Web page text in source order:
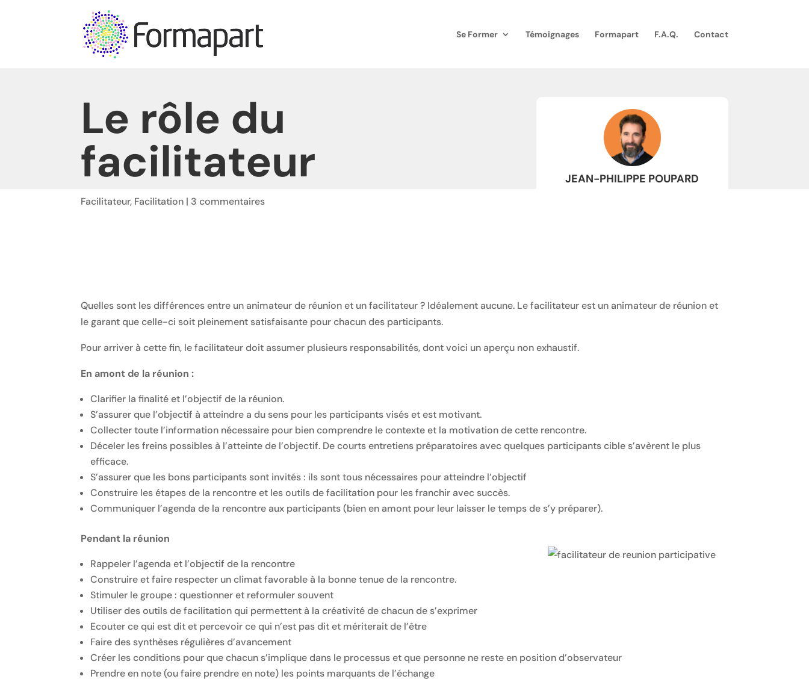
Se Former Témoignages Formapart F.A.Q. Contact
Le rôle du
facilitateur
Facilitateur, Facilitation | 3 commentaires
JEAN-PHILIPPE POUPARD
Quelles sont les différences entre un animateur de réunion et un facilitateur ? Idéalement aucune. Le facilitateur est un animateur de réunion et
le garant que celle-ci soit pleinement satisfaisante pour chacun des participants.
Pour arriver à cette fin, le facilitateur doit assumer plusieurs responsabilités, dont voici un aperçu non exhaustif.
En amont de la réunion :
Clarifier la finalité et l’objectif de la réunion.
S’assurer que l’objectif à atteindre a du sens pour les participants visés et est motivant.
Collecter toute l’information nécessaire pour bien comprendre le contexte et la motivation de cette rencontre.
Déceler les freins possibles à l’atteinte de l’objectif. De courts entretiens préparatoires avec quelques participants cible s’avèrent le plus
efficace.
S’assurer que les bons participants sont invités : ils sont tous nécessaires pour atteindre l’objectif
Construire les étapes de la rencontre et les outils de facilitation pour les franchir avec succès.
Communiquer l’agenda de la rencontre aux participants (bien en amont pour leur laisser le temps de s’y préparer).
Pendant la réunion
Rappeler l’agenda et l’objectif de la rencontre
Construire et faire respecter un climat favorable à la bonne tenue de la rencontre.
Stimuler le groupe : questionner et reformuler souvent
Utiliser des outils de facilitation qui permettent à la créativité de chacun de s’exprimer
Ecouter ce qui est dit et percevoir ce qui n’est pas dit et mériterait de l’être
Faire des synthèses régulières d’avancement
Créer les conditions pour que chacun s’implique dans le processus et que personne ne reste en position d’observateur
Prendre en note (ou faire prendre en note) les points marquants de l’échange